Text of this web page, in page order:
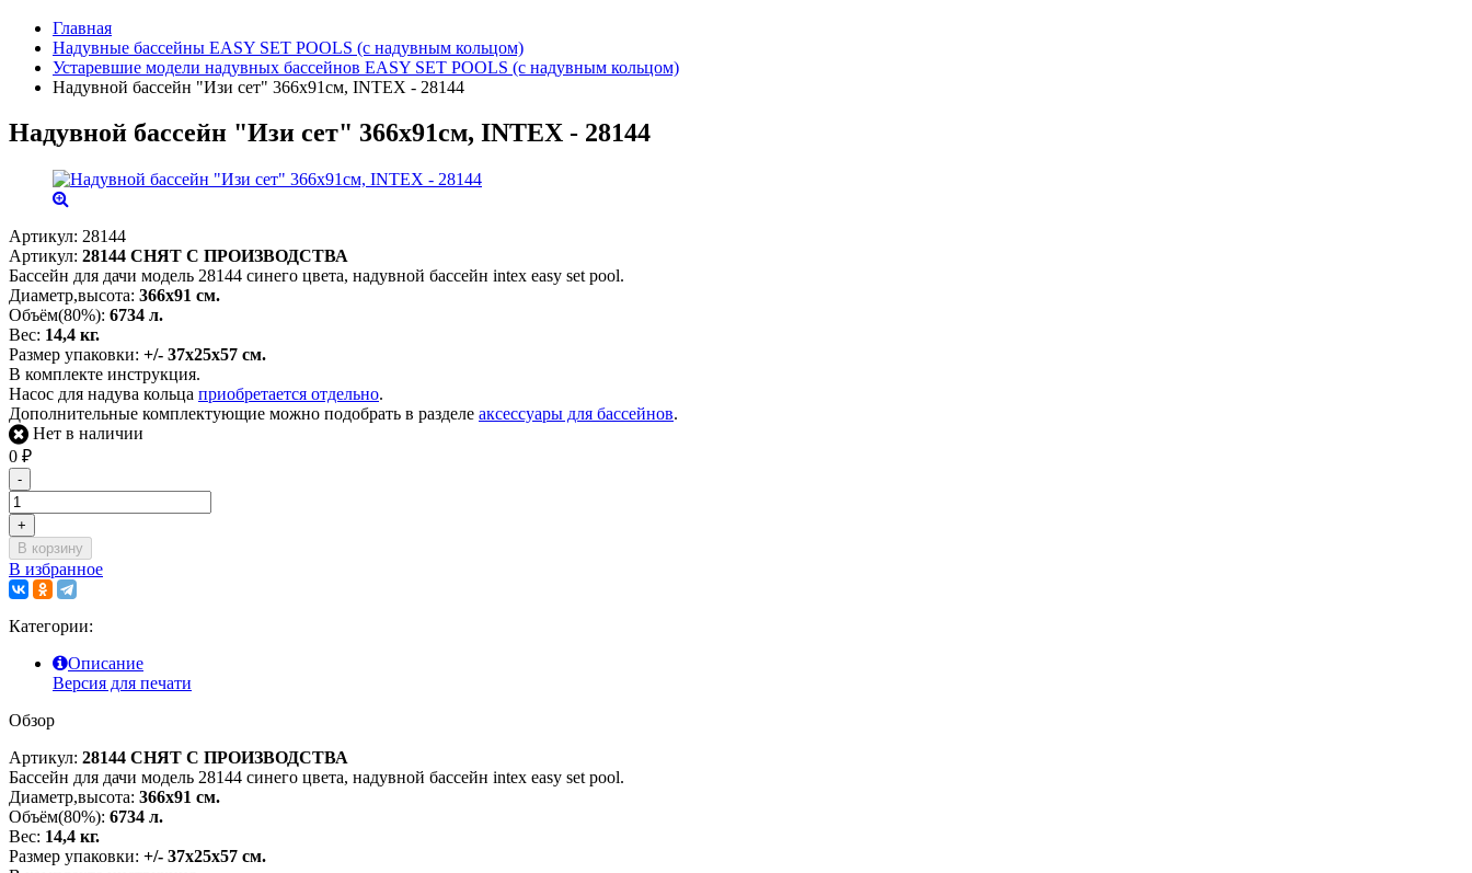
Главная
Надувные бассейны EASY SET POOLS (с надувным кольцом)
Устаревшие модели надувных бассейнов EASY SET POOLS (с надувным кольцом)
Надувной бассейн "Изи сет" 366х91см, INTEX - 28144
Надувной бассейн "Изи сет" 366х91см, INTEX - 28144
Артикул: 28144
Артикул: 28144 СНЯТ С ПРОИЗВОДСТВА
Бассейн для дачи модель 28144 синего цвета, надувной бассейн intex easy set pool.
Диаметр,высота: 366х91 см.
Объём(80%): 6734 л.
Вес: 14,4 кг.
Размер упаковки: +/- 37х25х57 см.
В комплекте инструкция.
Насос для надува кольца приобретается отдельно.
Дополнительные комплектующие можно подобрать в разделе аксессуары для бассейнов.
Нет в наличии
0 ₽
-
+
В корзину
В избранное
Категории:
Описание
Версия для печати
Обзор
Артикул: 28144 СНЯТ С ПРОИЗВОДСТВА
Бассейн для дачи модель 28144 синего цвета, надувной бассейн intex easy set pool.
Диаметр,высота: 366х91 см.
Объём(80%): 6734 л.
Вес: 14,4 кг.
Размер упаковки: +/- 37х25х57 см.